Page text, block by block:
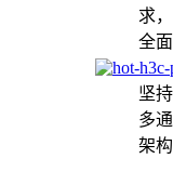
求
全
坚
多
架